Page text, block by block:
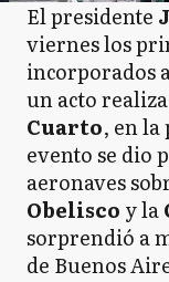
El presidente
viernes los
incorporados
un acto
Cuarto, en
evento se dio
aeronaves
Obelisco y la
sorprendió a
de Buenos